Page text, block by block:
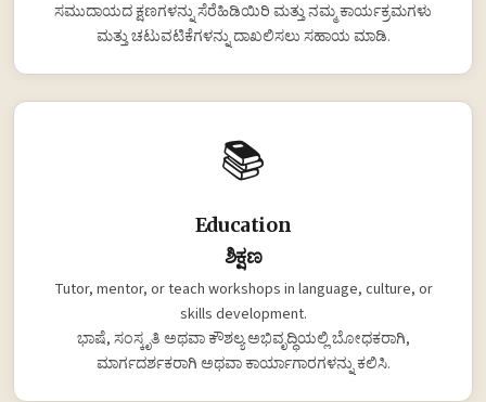
ಸಮುದಾಯದ ಕ್ಷಣಗಳನ್ನು ಸೆರೆಹಿಡಿಯಿರಿ ಮತ್ತು ನಮ್ಮ ಕಾರ್ಯಕ್ರಮಗಳು
ಮತ್ತು ಚಟುವಟಿಕೆಗಳನ್ನು ದಾಖಲಿಸಲು ಸಹಾಯ ಮಾಡಿ.
📚
Education
ಶಿಕ್ಷಣ
Tutor, mentor, or teach workshops in language, culture, or
skills development.
ಭಾಷೆ, ಸಂಸ್ಕೃತಿ ಅಥವಾ ಕೌಶಲ್ಯ ಅಭಿವೃದ್ಧಿಯಲ್ಲಿ ಬೋಧಕರಾಗಿ,
ಮಾರ್ಗದರ್ಶಕರಾಗಿ ಅಥವಾ ಕಾರ್ಯಾಗಾರಗಳನ್ನು ಕಲಿಸಿ.